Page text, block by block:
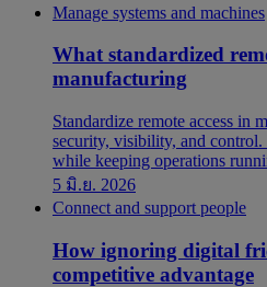
Manage systems and machines
What standardized
manufacturing
Standardize remote access in
security, visibility, and
while keeping operations
5 มิ.ย. 2026
Connect and support people
How ignoring digital
competitive advantage